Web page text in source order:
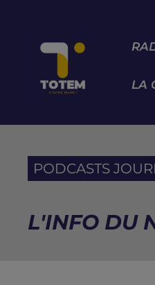
LA
PODCASTS
L'INFO DU